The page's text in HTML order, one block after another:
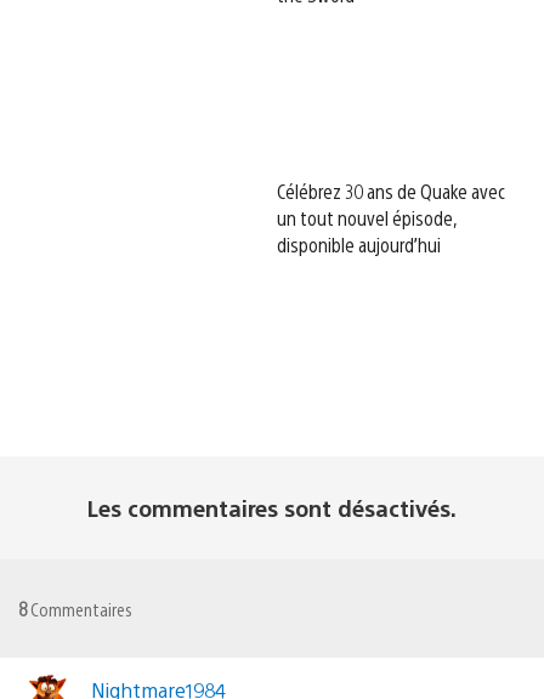
Célébrez 30 ans de Quake avec
un tout nouvel épisode,
disponible aujourd’hui
Les commentaires sont désactivés.
8Commentaires
Nightmare1984